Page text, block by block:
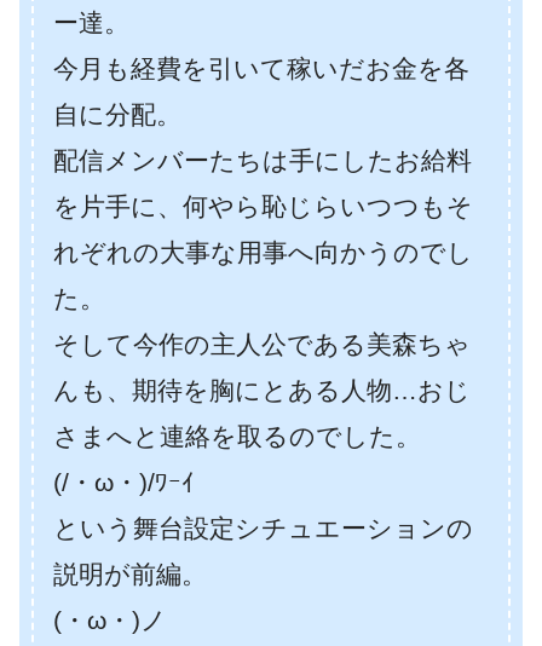
ー達。
今月も経費を引いて稼いだお金を各
自に分配。
配信メンバーたちは手にしたお給料
を片手に、何やら恥じらいつつもそ
れぞれの大事な用事へ向かうのでし
た。
そして今作の主人公である美森ちゃ
んも、期待を胸にとある人物…おじ
さまへと連絡を取るのでした。
(/・ω・)/ﾜｰｲ
という舞台設定シチュエーションの
説明が前編。
(・ω・)ノ